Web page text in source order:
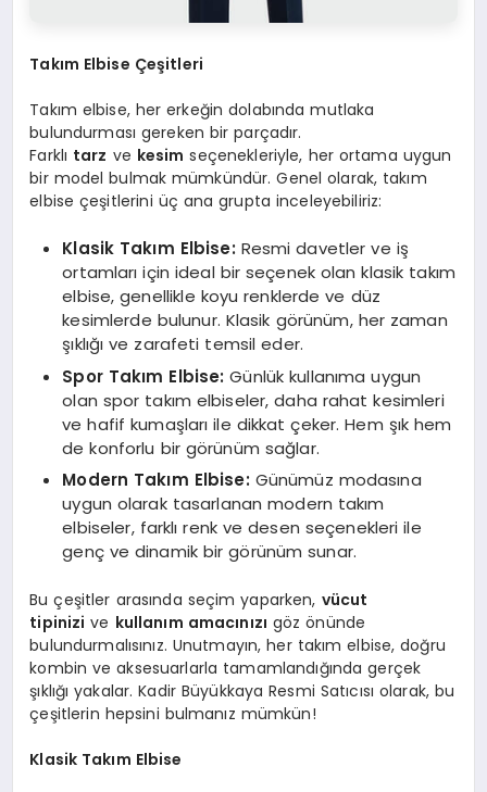
Takım Elbise Çeşitleri
Takım elbise, her erkeğin dolabında mutlaka
bulundurması gereken bir parçadır.
Farklı tarz ve kesim seçenekleriyle, her ortama uygun
bir model bulmak mümkündür. Genel olarak, takım
elbise çeşitlerini üç ana grupta inceleyebiliriz:
Klasik Takım Elbise: Resmi davetler ve iş
ortamları için ideal bir seçenek olan klasik takım
elbise, genellikle koyu renklerde ve düz
kesimlerde bulunur. Klasik görünüm, her zaman
şıklığı ve zarafeti temsil eder.
Spor Takım Elbise: Günlük kullanıma uygun
olan spor takım elbiseler, daha rahat kesimleri
ve hafif kumaşları ile dikkat çeker. Hem şık hem
de konforlu bir görünüm sağlar.
Modern Takım Elbise: Günümüz modasına
uygun olarak tasarlanan modern takım
elbiseler, farklı renk ve desen seçenekleri ile
genç ve dinamik bir görünüm sunar.
Bu çeşitler arasında seçim yaparken, vücut
tipinizi ve kullanım amacınızı göz önünde
bulundurmalısınız. Unutmayın, her takım elbise, doğru
kombin ve aksesuarlarla tamamlandığında gerçek
şıklığı yakalar. Kadir Büyükkaya Resmi Satıcısı olarak, bu
çeşitlerin hepsini bulmanız mümkün!
Klasik Takım Elbise